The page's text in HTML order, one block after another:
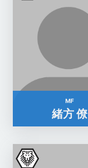
MF
緒方 僚